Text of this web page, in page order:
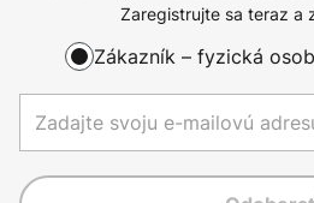
Zaregistrujte sa teraz a
Zákazník – fyzická